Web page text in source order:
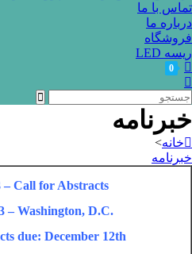
تماس با ما
درباره ما
فروشگاه
ریسه LED
0
خبرنامه
خانه>
خبرنامه
– Call for Abstracts
– Washington, D.C.
due: December 12th